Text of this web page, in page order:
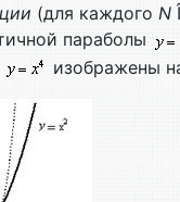
(для каждого N
параболы
изображены